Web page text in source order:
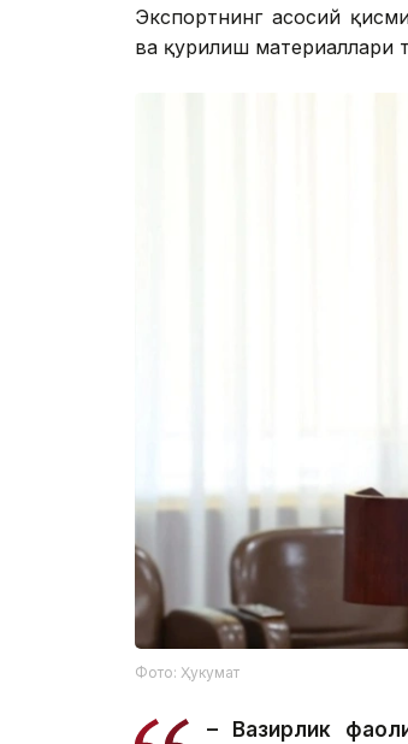
Экспортнинг асосий
ва қурилиш материаллари
Фото: Ҳукумат
– Вазирлик